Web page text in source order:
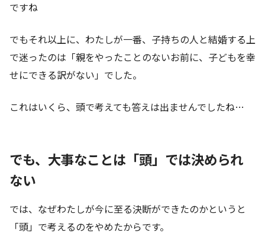
ですね
でもそれ以上に、わたしが一番、子持ちの人と結婚する上
で迷ったのは「親をやったことのないお前に、子どもを幸
せにできる訳がない」でした。
これはいくら、頭で考えても答えは出ませんでしたね…
でも、大事なことは「頭」では決められ
ない
では、なぜわたしが今に至る決断ができたのかというと
「頭」で考えるのをやめたからです。